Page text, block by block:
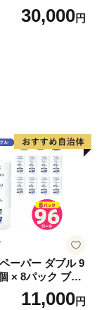
30,000円
ーパー ダブル 9
× 8パック ブラ
100％ 芯あり 日
無香料 生活用品
11,000円